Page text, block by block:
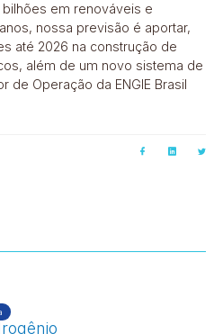
em renováveis e
nossa previsão é aportar,
até 2026 na construção de
além de um novo sistema de
de Operação da ENGIE Brasil